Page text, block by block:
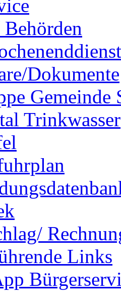
Dokumente
Gemeinde
Trinkwasser
Links